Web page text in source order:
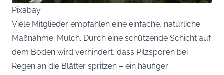
Pixabay
Viele Mitglieder empfahlen eine einfache, natürliche
Maßnahme: Mulch. Durch eine schützende Schicht auf
dem Boden wird verhindert, dass Pilzsporen bei
Regen an die Blätter spritzen – ein häufiger